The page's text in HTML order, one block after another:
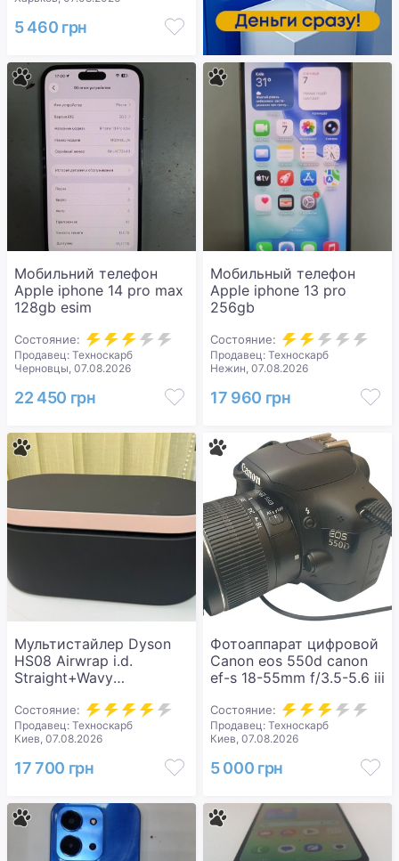
5 460 грн
Мобильний телефон
Apple iphone 14 pro max
128gb esim
Состояние:
Продавец: Техноскарб
Черновцы, 07.08.2026
22 450 грн
Мобильный телефон
Apple iphone 13 pro
256gb
Состояние:
Продавец: Техноскарб
Нежин, 07.08.2026
17 960 грн
Мультистайлер Dyson
HS08 Airwrap i.d.
Straight+Wavy
Pink (560810-01)
Состояние:
Продавец: Техноскарб
Киев, 07.08.2026
17 700 грн
Фотоаппарат цифровой
Canon eos 550d canon
ef-s 18-55mm f/3.5-5.6 iii
Состояние:
Продавец: Техноскарб
Киев, 07.08.2026
5 000 грн